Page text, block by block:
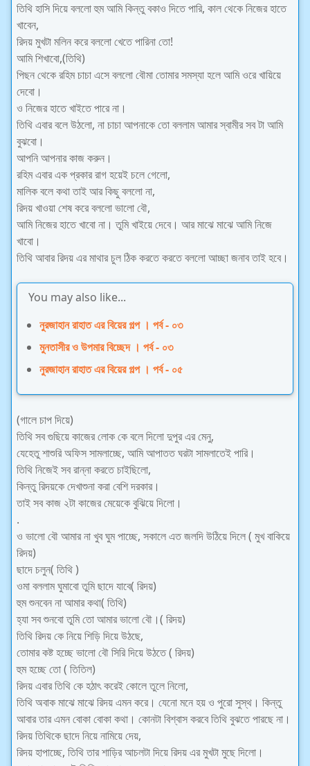
তিথি হাসি দিয়ে বললো হুম আমি কিন্তু বকাও দিতে পারি, কাল থেকে নিজের হাতে
খাবেন,
রিদয় মুখটা মলিন করে বললো খেতে পারিনা তো!
আমি শিখাবো,(তিথি)
পিছন থেকে রহিম চাচা এসে বললো বৌমা তোমার সমস্যা হলে আমি ওরে খায়িয়ে
দেবো।
ও নিজের হাতে খাইতে পারে না।
তিথি এবার বলে উঠলো, না চাচা আপনাকে তো বললাম আমার স্বামীর সব টা আমি
বুঝবো।
আপনি আপনার কাজ করুন।
রহিম এবার এক প্রকার রাগ হয়েই চলে গেলো,
মালিক বলে কথা তাই আর কিছু বললো না,
রিদয় খাওয়া শেষ করে বললো ভালো বৌ,
আমি নিজের হাতে খাবো না। তুমি খাইয়ে দেবে। আর মাঝে মাঝে আমি নিজে
খাবো।
তিথি আবার রিদয় এর মাথার চুল ঠিক করতে করতে বললো আচ্ছা জনাব তাই হবে।
You may also like...
নুরজাহান রাহাত এর বিয়ের গল্প । পর্ব - ০৩
মুনতাসীর ও উপমার বিচ্ছেদ । পর্ব - ০৩
নুরজাহান রাহাত এর বিয়ের গল্প । পর্ব - ০৫
(গালে চাপ দিয়ে)
তিথি সব গুছিয়ে কাজের লোক কে বলে দিলো দুপুর এর মেনু,
যেহেতু শাশুরি অফিস সামলাচ্ছে, আমি আপাতত ঘরটা সামলাতেই পারি।
তিথি নিজেই সব রান্না করতে চাইছিলো,
কিন্তু রিদয়কে দেখাশুনা করা বেশি দরকার।
তাই সব কাজ ২টা কাজের মেয়েকে বুঝিয়ে দিলো।
.
ও ভালো বৌ আমার না খুব ঘুম পাচ্ছে, সকালে এত জলদি উঠিয়ে দিলে ( মুখ বাকিয়ে
রিদয়)
ছাদে চলুন( তিথি )
ওমা বললাম ঘুমাবো তুমি ছাদে যাবে( রিদয়)
হুম শুনবেন না আমার কথা( তিথি)
হ্যা সব শুনবো তুমি তো আমার ভালো বৌ।( রিদয়)
তিথি রিদয় কে নিয়ে শিড়ি দিয়ে উঠছে,
তোমার কষ্ট হচ্ছে ভালো বৌ সিরি দিয়ে উঠতে ( রিদয়)
হুম হচ্ছে তো ( তিতিল)
রিদয় এবার তিথি কে হঠাৎ করেই কোলে তুলে নিলো,
তিথি অবাক মাঝে মাঝে রিদয় এমন করে। যেনো মনে হয় ও পুরো সুস্থ। কিন্তু
আবার তার এমন বোকা বোকা কথা। কোনটা বিশ্বাস করবে তিথি বুঝতে পারছে না।
রিদয় তিথিকে ছাদে নিয়ে নামিয়ে দেয়,
রিদয় হাপাচ্ছে, তিথি তার শাড়ির আচলটা দিয়ে রিদয় এর মুখটা মুছে দিলো।